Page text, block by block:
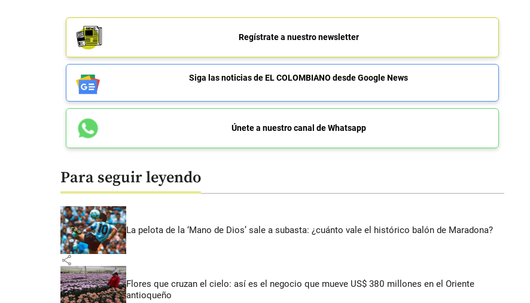
Regístrate a nuestro newsletter
Siga las noticias de EL COLOMBIANO desde Google News
Únete a nuestro canal de Whatsapp
Para seguir leyendo
La pelota de la ‘Mano de Dios’ sale a subasta: ¿cuánto vale el histórico balón de Maradona?
share
Flores que cruzan el cielo: así es el negocio que mueve US$ 380 millones en el Oriente
antioqueño